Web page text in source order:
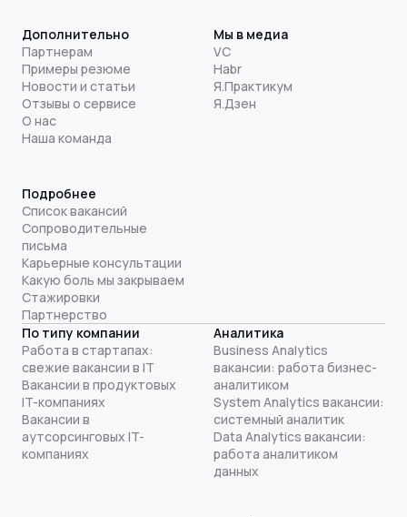
Дополнительно
Партнерам
Примеры резюме
Новости и статьи
Отзывы о сервисе
О нас
Наша команда
Мы в медиа
VC
Habr
Я.Практикум
Я.Дзен
Подробнее
Список вакансий
Сопроводительные
письма
Карьерные консультации
Какую боль мы закрываем
Стажировки
Партнерство
По типу компании
Работа в стартапах:
свежие вакансии в IT
Вакансии в продуктовых
IT-компаниях
Вакансии в
аутсорсинговых IT-
компаниях
Аналитика
Business Analytics
вакансии: работа бизнес-
аналитиком
System Analytics вакансии:
системный аналитик
Data Analytics вакансии:
работа аналитиком
данных